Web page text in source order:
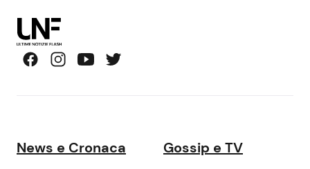
News e Cronaca Gossip e TV